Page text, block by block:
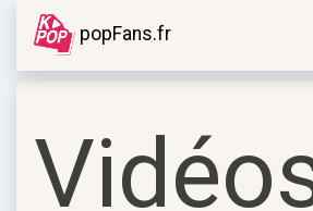
popFans.fr